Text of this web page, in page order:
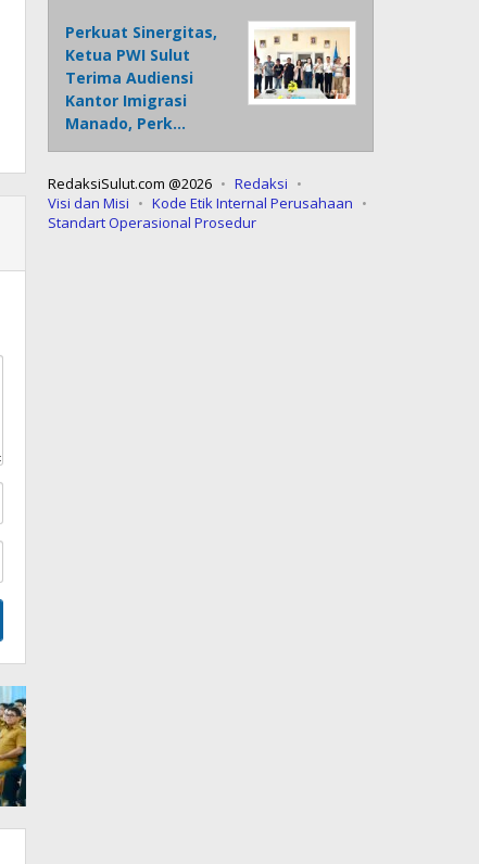
Perkuat Sinergitas,
Ketua PWI Sulut
Terima Audiensi
Kantor Imigrasi
Manado, Perk…
RedaksiSulut.com @2026
Redaksi
Visi dan Misi
Kode Etik Internal Perusahaan
Standart Operasional Prosedur